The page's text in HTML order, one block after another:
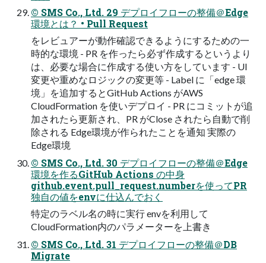
© SMS Co., Ltd. 29 デプロイフローの整備＠Edge
環境とは？ • Pull Request
をレビュアーが動作確認できるようにするための一
時的な環境 - PR を作ったら必ず作成するというより
は、必要な場合に作成する使い方をしています - UI
変更や重めなロジックの変更等 - Label に「edge 環
境」を追加するとGitHub Actions がAWS
CloudFormation を使いデプロイ - PR にコミットが追
加されたら更新され、PR がClose されたら自動で削
除される Edge環境が作られたことを通知 実際の
Edge環境
© SMS Co., Ltd. 30 デプロイフローの整備＠Edge
環境を作るGitHub Actions の中身
github.event.pull_request.numberを使ってPR
独自の値をenvに仕込んでおく
特定のラベル名の時に実行 envを利用して
CloudFormation内のパラメーターを上書き
© SMS Co., Ltd. 31 デプロイフローの整備＠DB
Migrate